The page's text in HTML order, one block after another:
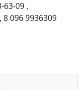
63-09 ,
, 8 096 9936309